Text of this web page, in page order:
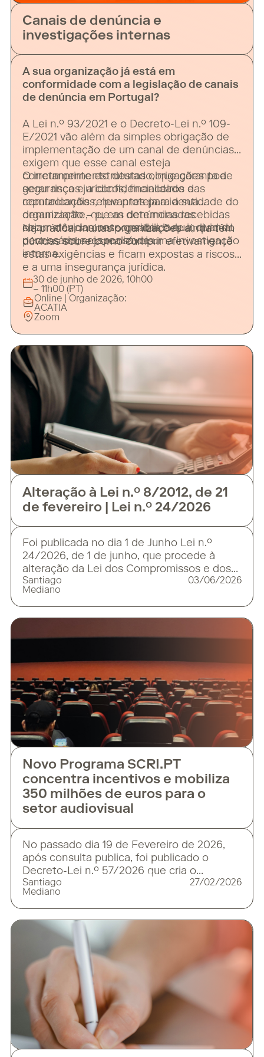
Canais de denúncia e
investigações internas
A sua organização já está em
conformidade com a legislação de canais
de denúncia em Portugal?
A Lei n.º 93/2021 e o Decreto-Lei n.º 109-
E/2021 vão além da simples obrigação de
implementação de um canal de denúncias:
exigem que esse canal esteja
corretamente estruturado, que garanta a
segurança e a confidencialidade das
comunicações, que proteja a identidade do
denunciante, que as denúncias recebidas
sejam devidamente geridas e que, quando
necessário, seja realizada uma investigação
interna.
O incumprimento destas obrigações pode
gerar riscos jurídicos, financeiros e
reputacionais relevantes para a sua
organização – e, em determinadas
circunstâncias, responsabilidade individual
para os seus responsáveis.
Na prática, muitas organizações ainda têm
dúvidas sobre como cumprir efetivamente
estas exigências e ficam expostas a riscos
e a uma insegurança jurídica.
30 de junho de 2026, 10h00
– 11h00 (PT)
Online | Organização:
ACATIA
Zoom
Alteração à Lei n.º 8/2012, de 21
de fevereiro | Lei n.º 24/2026
Foi publicada no dia 1 de Junho Lei n.º
24/2026, de 1 de junho, que procede à
alteração da Lei dos Compromissos e dos
Pagamentos em Atraso (Lei n.º 8/2012) das
entidades públicas. O presente diploma
redefine o conceito de “pagamentos em
atraso” em conformidade com os prazos de
30 ou 60 dias estipulados no
Santiago
Mediano
03/06/2026
Novo Programa SCRI.PT
concentra incentivos e mobiliza
350 milhões de euros para o
setor audiovisual
No passado dia 19 de Fevereiro de 2026,
após consulta publica, foi publicado o
Decreto-Lei n.º 57/2026 que cria o
Programa de Financiamento da Indústria do
Audiovisual e do Cinema (SCRI.PT), o qual
entrou em vigor no dia 20 de fevereiro de
2026. O novo programa surge num
contexto de transição dos mecanismos
públicos de
Santiago
Mediano
27/02/2026